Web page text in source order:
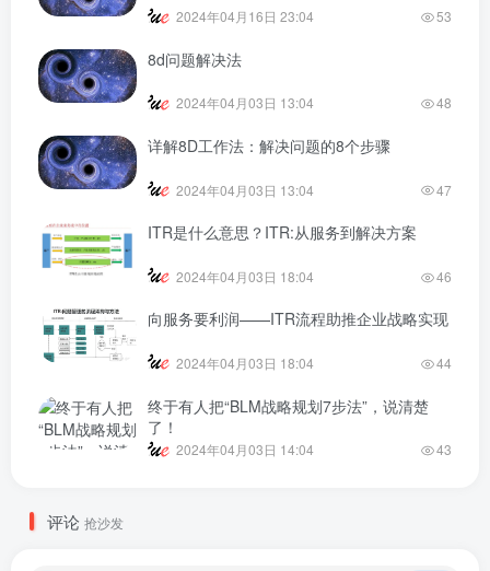
2024年04月16日 23:04 53
8d问题解决法
2024年04月03日 13:04 48
详解8D工作法：解决问题的8个步骤
2024年04月03日 13:04 47
ITR是什么意思？ITR:从服务到解决方案
2024年04月03日 18:04 46
向服务要利润——ITR流程助推企业战略实现
2024年04月03日 18:04 44
终于有人把“BLM战略规划7步法”，说清楚
了！
2024年04月03日 14:04 43
评论 抢沙发